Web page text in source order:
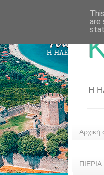
Η
Αρχική
ΠΙΕΡΙΑ
are